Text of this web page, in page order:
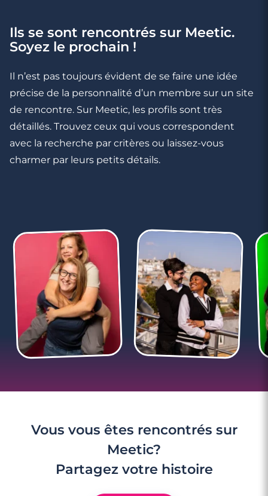
8 minutes
Compatibilité Bélier et Lion : deux signes
de feu pour allumer la flamme ?
5 minutes
Compatibilité Bélier - Poissons : en amitié,
en amour, au lit
Ils se sont rencontrés sur Meetic.
Soyez le prochain !
Il n’est pas toujours évident de se faire une idée
précise de la personnalité d’un membre sur un site
de rencontre. Sur Meetic, les profils sont très
détaillés. Trouvez ceux qui vous correspondent
avec la recherche par critères ou laissez-vous
charmer par leurs petits détails.
Vous vous êtes rencontrés sur
Meetic?
Partagez votre histoire